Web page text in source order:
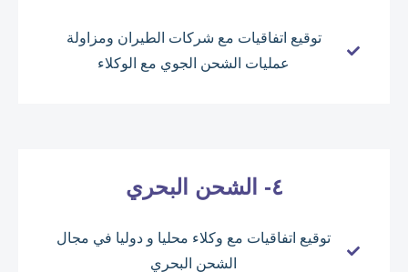
توقيع اتفاقيات مع شركات الطيران ومزاولة
عمليات الشحن الجوي مع الوكلاء
توقيع اتفاقيات مع وكلاء محليا و دوليا في مجال
الشحن البحري